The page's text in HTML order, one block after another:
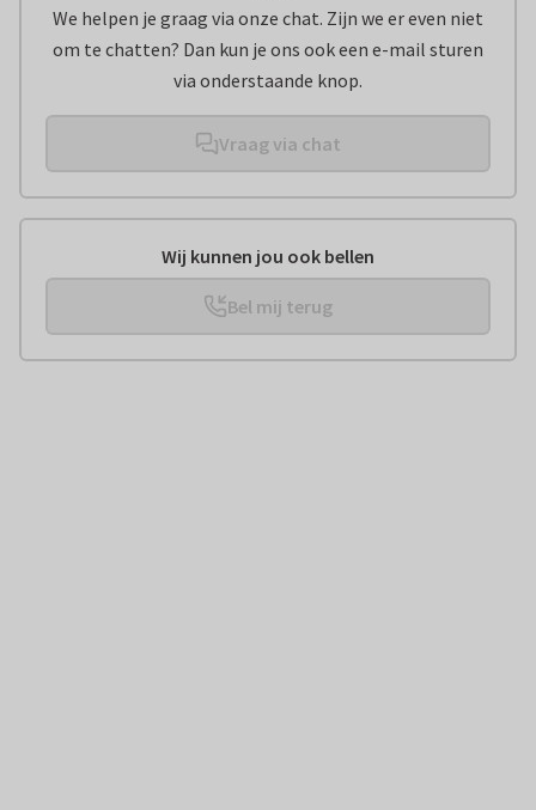
We helpen je graag via onze chat. Zijn we er even niet
om te chatten? Dan kun je ons ook een e-mail sturen
via onderstaande knop.
Vraag via chat
Wij kunnen jou ook bellen
Bel mij terug